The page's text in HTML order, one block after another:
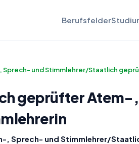
Berufsfelder
und Stimmlehrer/Staatlich
geprüfter Atem-
, Sprech- und Stimmlehrer/